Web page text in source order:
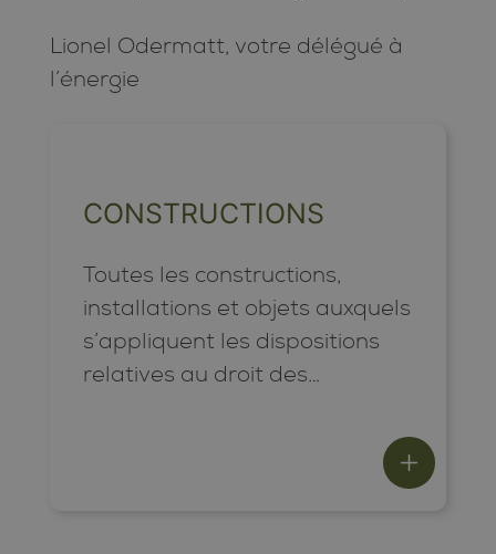
Lionel Odermatt, votre délégué à
l’énergie
CONSTRUCTIONS
Toutes les constructions,
installations et objets auxquels
s’appliquent les dispositions
relatives au droit des